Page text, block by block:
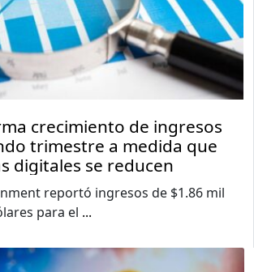
crecimiento de ingresos
trimestre a medida que
digitales se reducen
reportó ingresos de $1.86 mil
para el ...